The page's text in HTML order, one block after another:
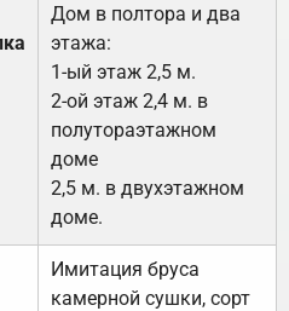
Дом в полтора и два
этажа:
1-ый этаж 2,5 м.
2-ой этаж 2,4 м. в
полутораэтажном
доме
2,5 м. в двухэтажном
доме.
Имитация бруса
камерной сушки, сорт